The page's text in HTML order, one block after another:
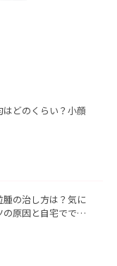
どのくらい？小顔
腫の治し方は？気に
原因と自宅ででき